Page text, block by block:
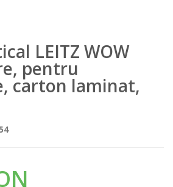
LEITZ WOW
pentru
carton laminat,